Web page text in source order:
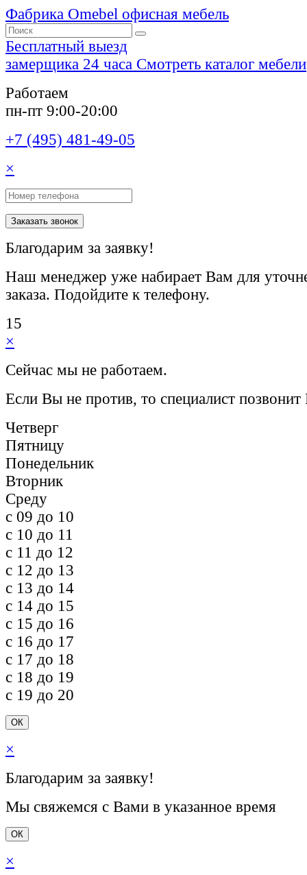
Фабрика Omebel офисная мебель
Бесплатный выезд
замерщика 24 часа Смотреть каталог мебели
Работаем
пн-пт 9:00-20:00
+7 (495) 481-49-05
×
Заказать звонок
Благодарим за заявку!
Наш менеджер уже набирает Вам для
заказа. Подойдите к телефону.
15
×
Сейчас мы не работаем.
Если Вы не против, то специалист
Четверг
Пятницу
Понедельник
Вторник
Среду
c 09 до 10
c 10 до 11
c 11 до 12
c 12 до 13
c 13 до 14
c 14 до 15
c 15 до 16
c 16 до 17
c 17 до 18
c 18 до 19
c 19 до 20
ОК
×
Благодарим за заявку!
Мы свяжемся с Вами в указанное время
ОК
×